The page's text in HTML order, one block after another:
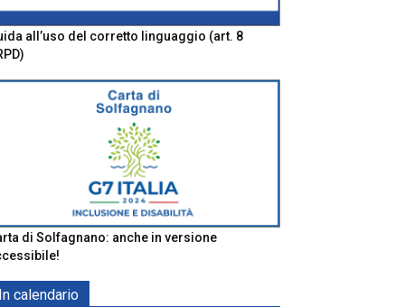
all’uso del corretto linguaggio (art. 8
di Solfagnano: anche in versione
calendario